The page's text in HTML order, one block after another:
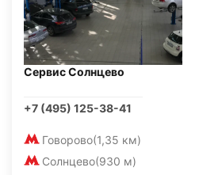
Сервис Солнцево
+7 (495) 125-38-41
Говорово(1,35 км)
Солнцево(930 м)